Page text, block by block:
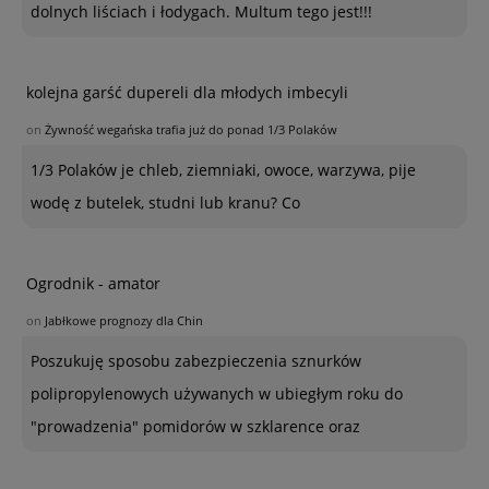
dolnych liściach i łodygach. Multum tego jest!!!
kolejna garść dupereli dla młodych imbecyli
on Żywność wegańska trafia już do ponad 1/3 Polaków
1/3 Polaków je chleb, ziemniaki, owoce, warzywa, pije
wodę z butelek, studni lub kranu? Co
Ogrodnik - amator
on Jabłkowe prognozy dla Chin
Poszukuję sposobu zabezpieczenia sznurków
polipropylenowych używanych w ubiegłym roku do
"prowadzenia" pomidorów w szklarence oraz